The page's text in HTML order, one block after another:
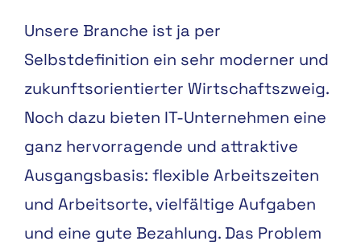
Unsere Branche ist ja per
Selbstdefinition ein sehr moderner und
zukunftsorientierter Wirtschaftszweig.
Noch dazu bieten IT-Unternehmen eine
ganz hervorragende und attraktive
Ausgangsbasis: flexible Arbeitszeiten
und Arbeitsorte, vielfältige Aufgaben
und eine gute Bezahlung. Das Problem